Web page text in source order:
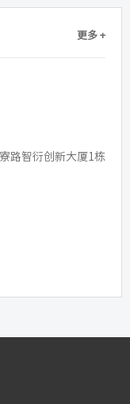
更多 +
路智衍创新大厦1栋